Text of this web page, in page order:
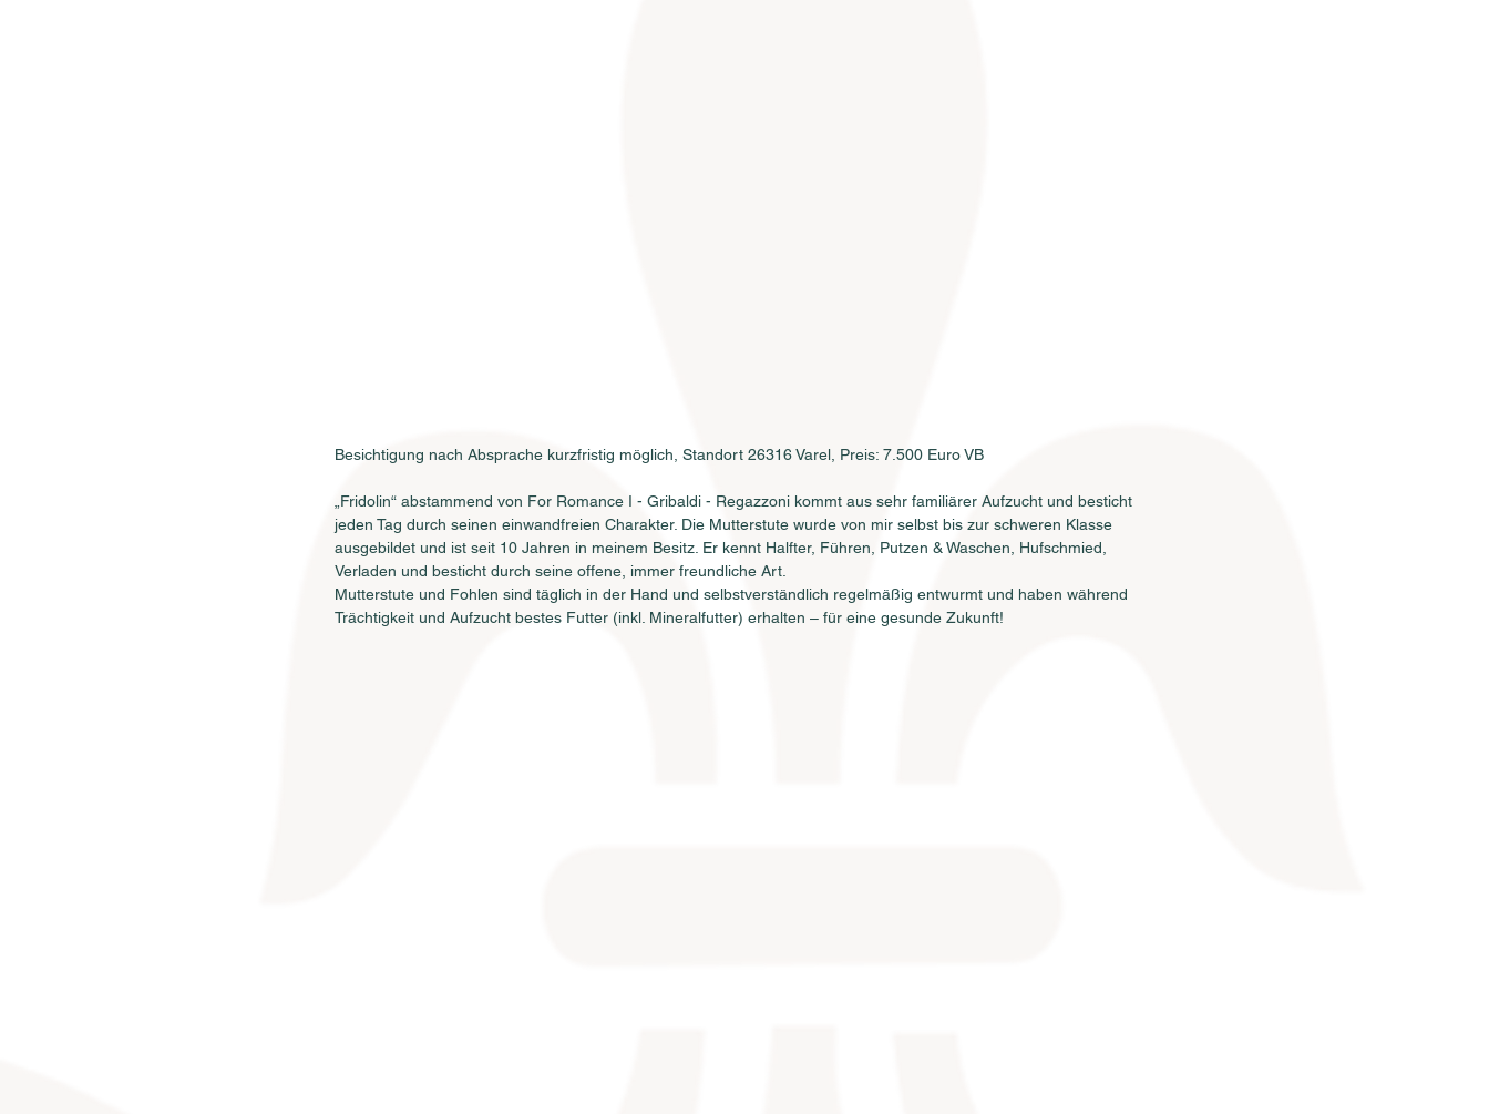
Besichtigung nach Absprache kurzfristig möglich, Standort 26316 Varel, Preis: 7.500 Euro VB
„Fridolin“ abstammend von For Romance I - Gribaldi - Regazzoni kommt aus sehr familiärer Aufzucht und besticht
jeden Tag durch seinen einwandfreien Charakter. Die Mutterstute wurde von mir selbst bis zur schweren Klasse
ausgebildet und ist seit 10 Jahren in meinem Besitz. Er kennt Halfter, Führen, Putzen & Waschen, Hufschmied,
Verladen und besticht durch seine offene, immer freundliche Art.
Mutterstute und Fohlen sind täglich in der Hand und selbstverständlich regelmäßig entwurmt und haben während
Trächtigkeit und Aufzucht bestes Futter (inkl. Mineralfutter) erhalten – für eine gesunde Zukunft!